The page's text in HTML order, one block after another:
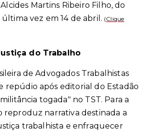
Martins Ribeiro Filho, do
última vez em 14 de abril. (Clique
do Trabalho
de Advogados Trabalhistas
repúdio após editorial do Estadão
togada" no TST. Para a
reproduz narrativa destinada a
trabalhista e enfraquecer